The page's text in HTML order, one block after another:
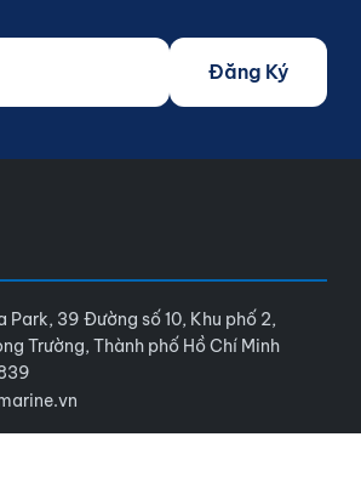
Đăng Ký
Park, 39 Đường số 10, Khu phố 2,
Trường, Thành phố Hồ Chí Minh